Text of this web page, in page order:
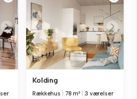
Kolding
Rækkehus 78 m² 3 værelser